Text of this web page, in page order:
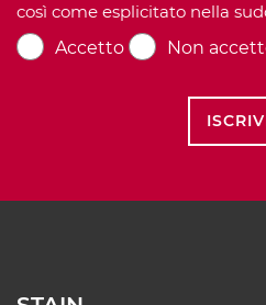
così come esplicitato nella
Accetto
Non